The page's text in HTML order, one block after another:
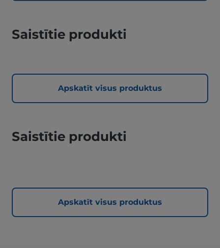
Saistītie produkti
Apskatīt visus produktus
Saistītie produkti
Apskatīt visus produktus